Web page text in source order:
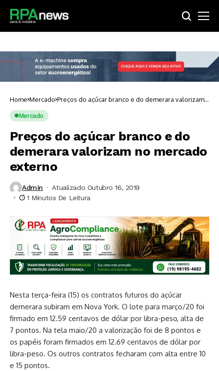
Home Mercado Preços do açúcar branco e do demerara valorizam
no mercado externo
Mercado
Preços do açúcar branco e do
demerara valorizam no mercado
externo
Admin
Atualizado Outubro 16, 2019
1 Minutos De Leitura
Nesta terça-feira (15) os contratos futuros do açúcar
demerara subiram em Nova York. O lote para março/20 foi
firmado em 12.59 centavos de dólar por libra-peso, alta de
7 pontos. Na tela maio/20 a valorização foi de 8 pontos e
os papéis foram firmados em 12.69 centavos de dólar por
libra-peso. Os outros contratos fecharam com alta entre 10
e 15 pontos.